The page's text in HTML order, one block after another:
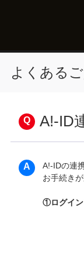
よくある
A!-ID
A!-IDの連
お手続き
①ログイン